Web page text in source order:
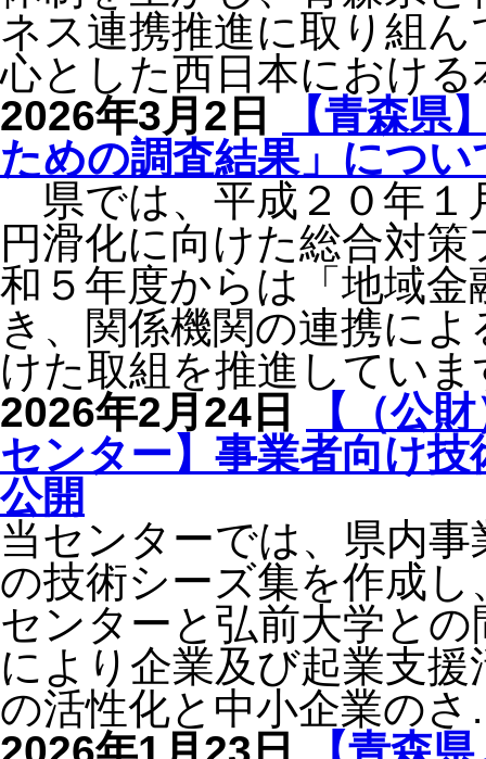
ネス連携推進に取り組
心とした西日本におけ
2026年3月2日
【青森県
ための調査結果」につい
県では、平成２０年１
円滑化に向けた総合対
和５年度からは「地域
き、関係機関の連携に
けた取組を推進してい
2026年2月24日
【（公
センター】事業者向け
公開
当センターでは、県内
の技術シーズ集を作成
センターと弘前大学と
により企業及び起業支
の活性化と中小企業の